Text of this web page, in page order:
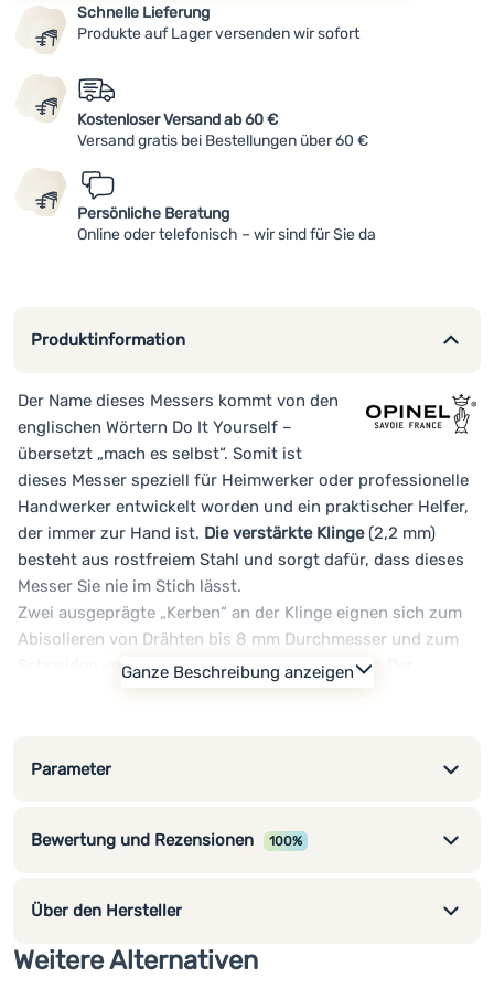
Schnelle Lieferung
Produkte auf Lager versenden wir sofort
Kostenloser Versand ab 60 €
Versand gratis bei Bestellungen über 60 €
Persönliche Beratung
Online oder telefonisch – wir sind für Sie da
Produktinformation
Der Name dieses Messers kommt von den
englischen Wörtern Do It Yourself –
übersetzt „mach es selbst“. Somit ist
dieses Messer speziell für Heimwerker oder professionelle
Handwerker entwickelt worden und ein praktischer Helfer,
der immer zur Hand ist. Die verstärkte Klinge(2,2 mm)
besteht aus rostfreiem Stahl und sorgt dafür, dass dieses
Messer Sie nie im Stich lässt.
Zwei ausgeprägte „Kerben“ an der Klinge eignen sich zum
Abisolieren von Drähten bis 8 mm Durchmesser und zum
Schneiden von Drähten bis 5 mm Durchmesser. Der
ergonomisch geformte Griff ist aus Polyamid gefertigt und
Aussparungen an den Seiten des Griffs befestigt
. Indem
Schraubendreher.
Polierte Edelstahlklinge
Drahtschneider(bis 5 mm Durchmesser)
Ganze Beschreibung anzeigen
Parameter
Bewertung und Rezensionen 100%
Über den Hersteller
Weitere Alternativen